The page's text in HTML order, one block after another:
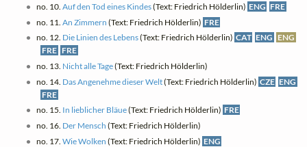
no. 10. Auf den Tod eines Kindes(Text: Friedrich Hölderlin) ENG FRE
no. 11. An Zimmern (Text: Friedrich Hölderlin) FRE
no. 12. Die Linien des Lebens(Text: Friedrich Hölderlin) CAT ENG ENG
FRE FRE
no. 13. Nicht alle Tage(Text: Friedrich Hölderlin)
no. 14. Das Angenehme dieser Welt(Text: Friedrich Hölderlin) CZE ENG
FRE
no. 15. In lieblicher Bläue(Text: Friedrich Hölderlin) FRE
no. 16. Der Mensch (Text: Friedrich Hölderlin)
no. 17. Wie Wolken (Text: Friedrich Hölderlin) ENG